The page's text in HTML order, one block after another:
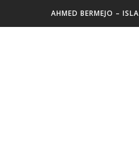
AHMED BERMEJO –